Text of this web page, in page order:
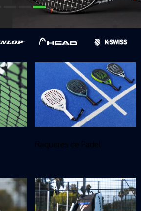
Raquetes de Padel